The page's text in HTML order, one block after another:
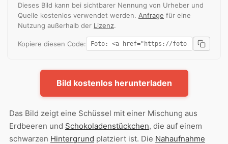
Dieses Bild kann bei sichtbarer Nennung von Urheber und
Quelle kostenlos verwendet werden. Anfrage für eine
Nutzung außerhalb der Lizenz.
Kopiere diesen Code:
Bild kostenlos herunterladen
Das Bild zeigt eine Schüssel mit einer Mischung aus
Erdbeeren und Schokoladenstückchen, die auf einem
schwarzen Hintergrund platziert ist. Die Nahaufnahme